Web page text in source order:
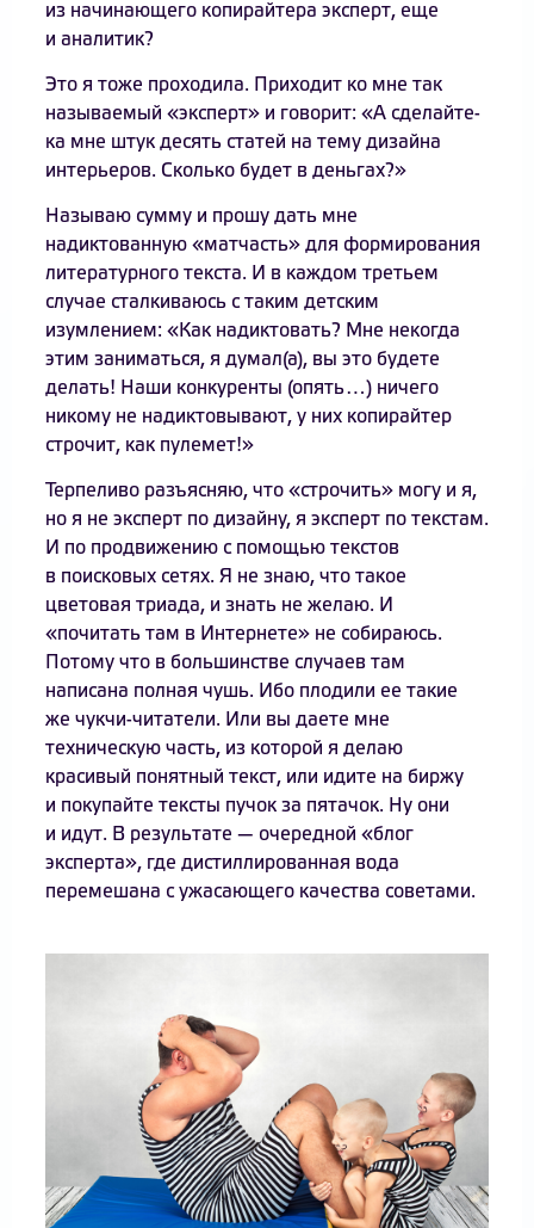
из начинающего копирайтера эксперт, еще
и аналитик?
Это я тоже проходила. Приходит ко мне так
называемый «эксперт» и говорит: «А сделайте-
ка мне штук десять статей на тему дизайна
интерьеров. Сколько будет в деньгах?»
Называю сумму и прошу дать мне
надиктованную «матчасть» для формирования
литературного текста. И в каждом третьем
случае сталкиваюсь с таким детским
изумлением: «Как надиктовать? Мне некогда
этим заниматься, я думал(а), вы это будете
делать! Наши конкуренты (опять…) ничего
никому не надиктовывают, у них копирайтер
строчит, как пулемет!»
Терпеливо разъясняю, что «строчить» могу и я,
но я не эксперт по дизайну, я эксперт по текстам.
И по продвижению с помощью текстов
в поисковых сетях. Я не знаю, что такое
цветовая триада, и знать не желаю. И
«почитать там в Интернете» не собираюсь.
Потому что в большинстве случаев там
написана полная чушь. Ибо плодили ее такие
же чукчи-читатели. Или вы даете мне
техническую часть, из которой я делаю
красивый понятный текст, или идите на биржу
и покупайте тексты пучок за пятачок. Ну они
и идут. В результате — очередной «блог
эксперта», где дистиллированная вода
перемешана с ужасающего качества советами.